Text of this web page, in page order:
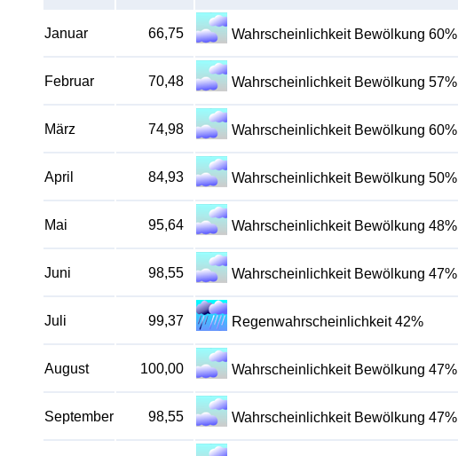
Januar 66,75 Wahrscheinlichkeit Bewölkung 60%
Februar 70,48 Wahrscheinlichkeit Bewölkung 57%
März 74,98 Wahrscheinlichkeit Bewölkung 60%
April 84,93 Wahrscheinlichkeit Bewölkung 50%
Mai 95,64 Wahrscheinlichkeit Bewölkung 48%
Juni 98,55 Wahrscheinlichkeit Bewölkung 47%
Juli 99,37 Regenwahrscheinlichkeit 42%
August 100,00 Wahrscheinlichkeit Bewölkung 47%
September 98,55 Wahrscheinlichkeit Bewölkung 47%